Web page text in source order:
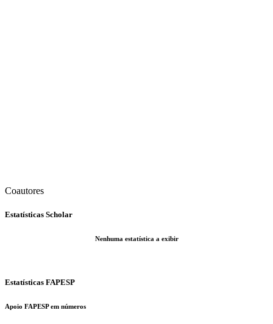
Coautores
Estatísticas Scholar
Nenhuma estatística a exibir
Estatísticas FAPESP
Apoio FAPESP em números